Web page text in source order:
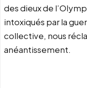
des dieux de
intoxiqués par la
collective, nous
anéantissement.